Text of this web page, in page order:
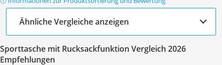
Ähnliche Vergleiche anzeigen
Sporttasche mit Rucksackfunktion Vergleich 2026
Empfehlungen